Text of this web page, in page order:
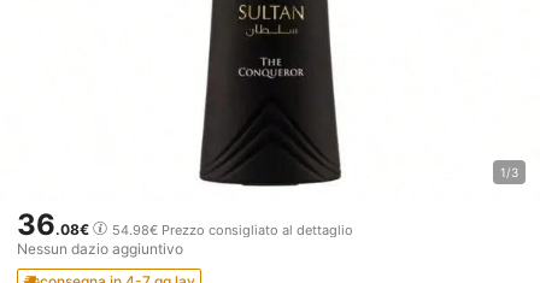
1/3
36.08€ 54.98€ Prezzo consigliato al dettaglio
Nessun dazio aggiuntivo